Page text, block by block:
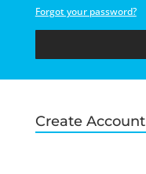
Forgot your password?
Create Account